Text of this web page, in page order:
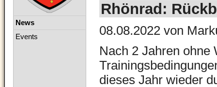
Rhönrad:
08.08.2022 von
Nach 2 Jahren ohne
dieses Jahr wieder
Navigation
News
Events